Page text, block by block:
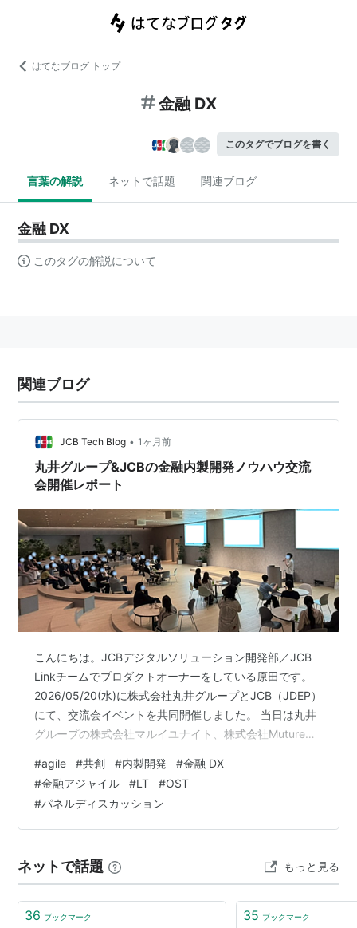
はてなブログ トップ
金融 DX
このタグでブログを書く
言葉の解説 ネットで話題 関連ブログ
金融 DX
このタグの解説について
関連ブログ
JCB Tech Blog • 1ヶ月前
丸井グループ&JCBの金融内製開発ノウハウ交流
会開催レポート
こんにちは。JCBデジタルソリューション開発部／JCB
Linkチームでプロダクトオーナーをしている原田です。
2026/05/20(水)に株式会社丸井グループとJCB（JDEP）
にて、交流会イベントを共同開催しました。 当日は丸井
グループの株式会社マルイユナイト、株式会社Mutureの
文脈で繋がる複数の金融系企業の方がご参加され、オフ
ラインの場で交流を通して互いの悩みや知見の共有をし
ました。 1. 交流会イベントについて クレジットカードを
扱う事業を行なっている点や内製開発を行なっている点
#agile #共創 #内製開発 #金融 DX
#金融アジャイル #LT #OST
#パネルディスカッション
ネットで話題 もっと見る
36 ブックマーク 35 ブックマーク